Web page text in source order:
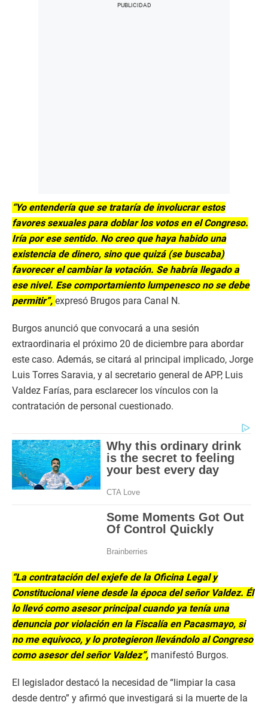
“Yo entendería que se trataría de involucrar estos
favores sexuales para doblar los votos en el Congreso.
Iría por ese sentido. No creo que haya habido una
existencia de dinero, sino que quizá (se buscaba)
favorecer el cambiar la votación. Se habría llegado a
ese nivel. Ese comportamiento lumpenesco no se debe
permitir”, expresó Brugos para Canal N.
Burgos anunció que convocará a una sesión
extraordinaria el próximo 20 de diciembre para abordar
este caso. Además, se citará al principal implicado, Jorge
Luis Torres Saravia, y al secretario general de APP, Luis
Valdez Farías, para esclarecer los vínculos con la
contratación de personal cuestionado.
“La contratación del exjefe de la Oficina Legal y
Constitucional viene desde la época del señor Valdez. Él
lo llevó como asesor principal cuando ya tenía una
denuncia por violación en la Fiscalía en Pacasmayo, si
no me equivoco, y lo protegieron llevándolo al Congreso
como asesor del señor Valdez”, manifestó Burgos.
El legislador destacó la necesidad de “limpiar la casa
desde dentro” y afirmó que investigará si la muerte de la